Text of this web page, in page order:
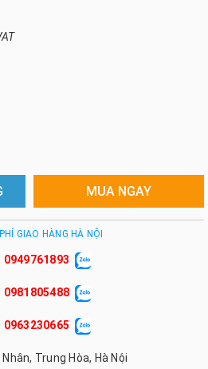
MUA NGAY
GIAO HÀNG HÀ NỘI
0949761893
0981805488
0963230665
Trung Hòa, Hà Nội